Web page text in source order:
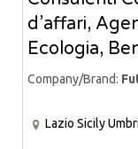
d’affari,
Ecologia,
Company/Brand:
Lazio Sicily